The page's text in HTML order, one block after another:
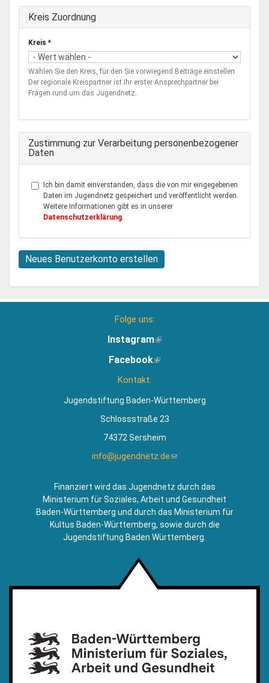
Ausblenden
Kreis Zuordnung
Kreis *
Wählen Sie den Kreis, für den Sie vorwiegend Beiträge einstellen.
Der regionale Kreispartner ist Ihr erster Ansprechpartner bei
Fragen rund um das Jugendnetz.
Zustimmung zur Verarbeitung personenbezogener
Daten
Ich bin damit einverstanden, dass die von mir eingegebenen
Daten im Jugendnetz gespeichert und veröffentlicht werden.
Weitere Informationen gibt es in unserer
Datenschutzerklärung
Neues Benutzerkonto erstellen
Folge uns:
Instagram(Link
extern)
Facebook(Link
Kontakt:
Jugendstiftung Baden-Württemberg
Schlossstraße 23
74372 Sersheim
info@jugendnetz.de(Link
Mail)
Finanziert wird das Jugendnetz durch das
Ministerium für Soziales, Arbeit und Gesundheit
Baden-Württemberg und durch das Ministerium für
Kultus Baden-Württemberg, sowie durch die
Jugendstiftung Baden Württemberg.